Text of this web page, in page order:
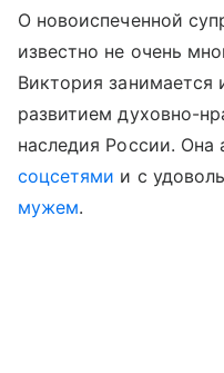
О новоиспеченной
известно не очень
Виктория занимается
развитием духовно-
наследия России. Она
соцсетями и с
мужем.